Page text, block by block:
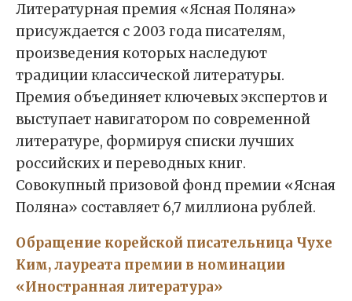
Литературная премия «Ясная Поляна»
присуждается с 2003 года писателям,
произведения которых наследуют
традиции классической литературы.
Премия объединяет ключевых экспертов и
выступает навигатором по современной
литературе, формируя списки лучших
российских и переводных книг.
Совокупный призовой фонд премии «Ясная
Поляна» составляет 6,7 миллиона рублей.
Обращение корейской писательница Чухе
Ким, лауреата премии в номинации
«Иностранная литература»